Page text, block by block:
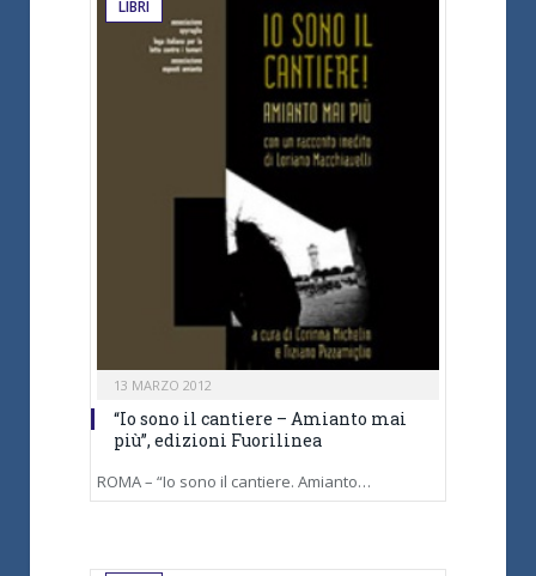
LIBRI
13 MARZO 2012
“Io sono il cantiere – Amianto mai
più”, edizioni Fuorilinea
ROMA – “Io sono il cantiere. Amianto…